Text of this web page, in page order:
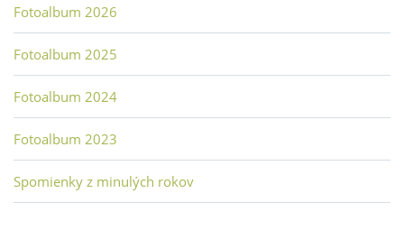
Fotoalbum 2026
Fotoalbum 2025
Fotoalbum 2024
Fotoalbum 2023
Spomienky z minulých rokov